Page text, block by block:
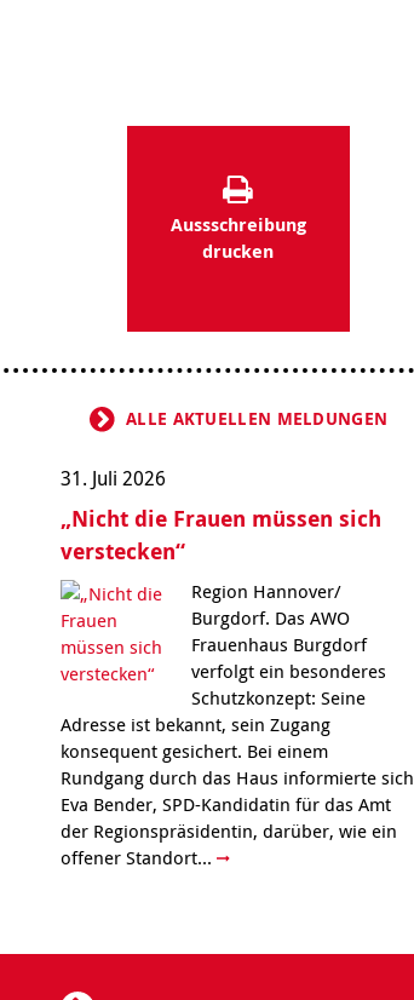
Aussschreibung
drucken
ALLE AKTUELLEN MELDUNGEN
31. Juli 2026
„Nicht die Frauen müssen sich
verstecken“
Region Hannover/
Burgdorf. Das AWO
Frauenhaus Burgdorf
verfolgt ein besonderes
Schutzkonzept: Seine
Adresse ist bekannt, sein Zugang
konsequent gesichert. Bei einem
Rundgang durch das Haus informierte sich
Eva Bender, SPD-Kandidatin für das Amt
der Regionspräsidentin, darüber, wie ein
offener Standort...